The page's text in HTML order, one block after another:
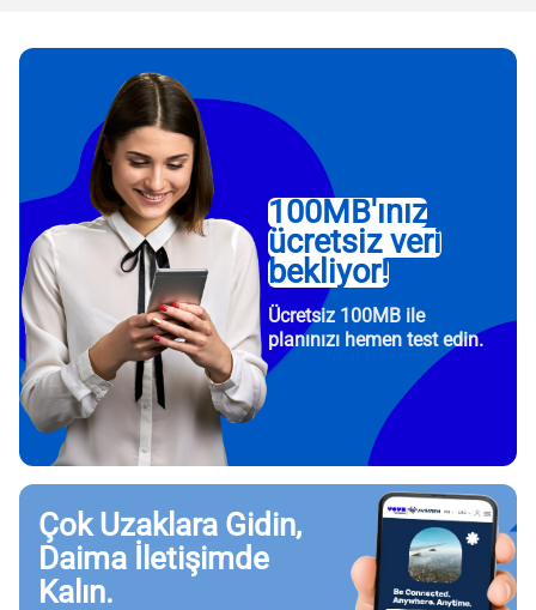
100MB'ınız
ücretsiz veri
bekliyor!
Ücretsiz 100MB ile
planınızı hemen test edin.
Çok Uzaklara Gidin,
Daima İletişimde
Kalın.